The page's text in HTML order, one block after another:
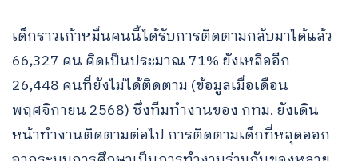
เด็กราวเก้าหมื่นคนนี้ได้รับการติดตามกลับมาได้แล้ว
66,327 คน คิดเป็นประมาณ 71% ยังเหลืออีก
26,448 คนที่ยังไม่ได้ติดตาม (ข้อมูลเมื่อเดือน
พฤศจิกายน 2568) ซึ่งทีมทำงานของ กทม. ยังเดิน
หน้าทำงานติดตามต่อไป การติดตามเด็กที่หลุดออก